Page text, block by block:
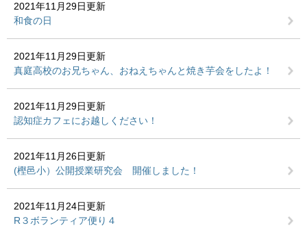
2021年11月29日更新
和食の日
2021年11月29日更新
真庭高校のお兄ちゃん、おねえちゃんと焼き芋会をしたよ！
2021年11月29日更新
認知症カフェにお越しください！
2021年11月26日更新
(樫邑小）公開授業研究会 開催しました！
2021年11月24日更新
R３ボランティア便り４